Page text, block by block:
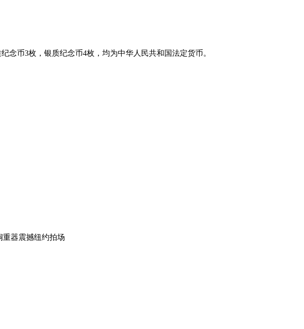
念币3枚，银质纪念币4枚，均为中华人民共和国法定货币。
器震撼纽约拍场